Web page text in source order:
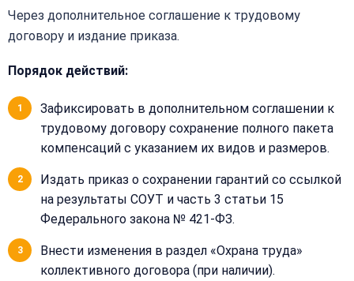
Через дополнительное соглашение к трудовому
договору и издание приказа.
Порядок действий:
Зафиксировать в дополнительном соглашении к
трудовому договору сохранение полного пакета
компенсаций с указанием их видов и размеров.
Издать приказ о сохранении гарантий со ссылкой
на результаты СОУТ и часть 3 статьи 15
Федерального закона № 421-ФЗ.
Внести изменения в раздел «Охрана труда»
коллективного договора (при наличии).
Согласен на
обработку
персональных
Получить расчёт
комментарий
Согласен на
персональных
Обычно
отвечаем
15 минут
Получить расчёт
позвоните
нам: